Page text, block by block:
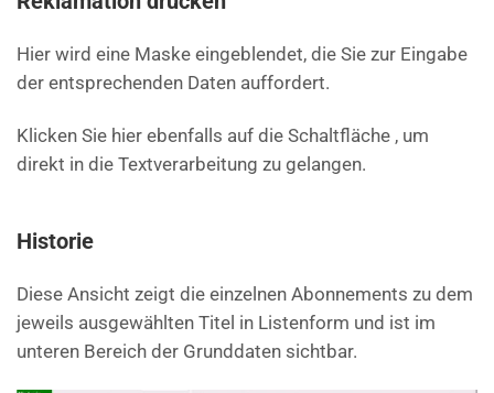
Hier wird eine Maske eingeblendet, die Sie zur Eingabe
der entsprechenden Daten auffordert.
Klicken Sie hier ebenfalls auf die Schaltfläche , um
direkt in die Textverarbeitung zu gelangen.
Historie
Diese Ansicht zeigt die einzelnen Abonnements zu dem
jeweils ausgewählten Titel in Listenform und ist im
unteren Bereich der Grunddaten sichtbar.